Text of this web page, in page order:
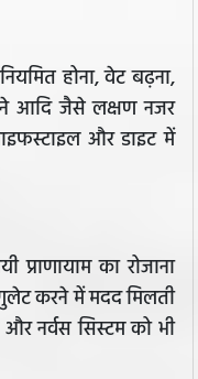
होना, वेट बढ़ना,
आदि जैसे लक्षण नजर
और डाइट में
का रोजाना
करने में मदद मिलती
नर्वस सिस्टम को भी